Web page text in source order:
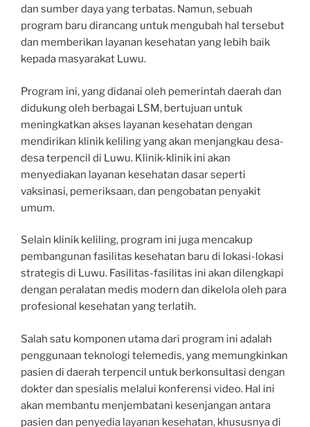
dan sumber daya yang terbatas. Namun, sebuah
program baru dirancang untuk mengubah hal tersebut
dan memberikan layanan kesehatan yang lebih baik
kepada masyarakat Luwu.
Program ini, yang didanai oleh pemerintah daerah dan
didukung oleh berbagai LSM, bertujuan untuk
meningkatkan akses layanan kesehatan dengan
mendirikan klinik keliling yang akan menjangkau desa-
desa terpencil di Luwu. Klinik-klinik ini akan
menyediakan layanan kesehatan dasar seperti
vaksinasi, pemeriksaan, dan pengobatan penyakit
umum.
Selain klinik keliling, program ini juga mencakup
pembangunan fasilitas kesehatan baru di lokasi-lokasi
strategis di Luwu. Fasilitas-fasilitas ini akan dilengkapi
dengan peralatan medis modern dan dikelola oleh para
profesional kesehatan yang terlatih.
Salah satu komponen utama dari program ini adalah
penggunaan teknologi telemedis, yang memungkinkan
pasien di daerah terpencil untuk berkonsultasi dengan
dokter dan spesialis melalui konferensi video. Hal ini
akan membantu menjembatani kesenjangan antara
pasien dan penyedia layanan kesehatan, khususnya di